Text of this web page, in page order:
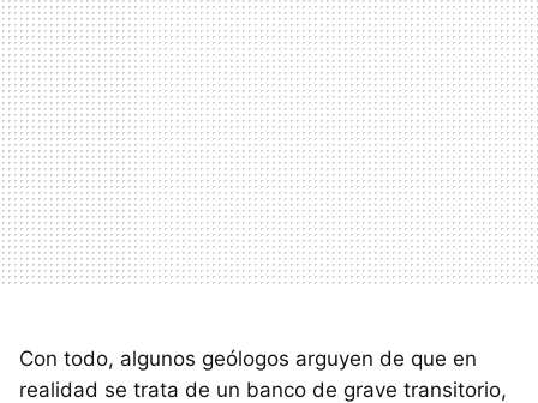
Con todo, algunos geólogos arguyen de que en
realidad se trata de un banco de grave transitorio,